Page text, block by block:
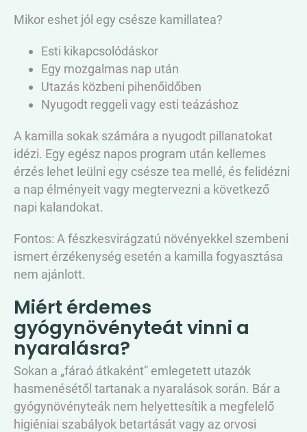
Mikor eshet jól egy csésze kamillatea?
Esti kikapcsolódáskor
Egy mozgalmas nap után
Utazás közbeni pihenőidőben
Nyugodt reggeli vagy esti teázáshoz
A kamilla sokak számára a nyugodt pillanatokat
idézi. Egy egész napos program után kellemes
érzés lehet leülni egy csésze tea mellé, és felidézni
a nap élményeit vagy megtervezni a következő
napi kalandokat.
Fontos: A fészkesvirágzatú növényekkel szembeni
ismert érzékenység esetén a kamilla fogyasztása
nem ajánlott.
Miért érdemes
gyógynövényteát vinni a
nyaralásra?
Sokan a „fáraó átkaként” emlegetett utazók
hasmenésétől tartanak a nyaralások során. Bár a
gyógynövényteák nem helyettesítik a megfelelő
higiéniai szabályok betartását vagy az orvosi